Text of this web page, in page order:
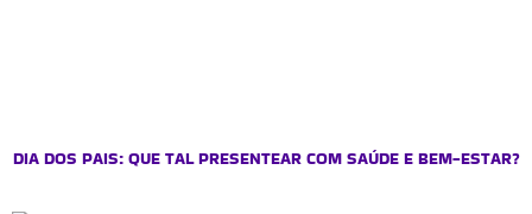
DIA DOS PAIS: QUE TAL PRESENTEAR COM SAÚDE E BEM-ESTAR?